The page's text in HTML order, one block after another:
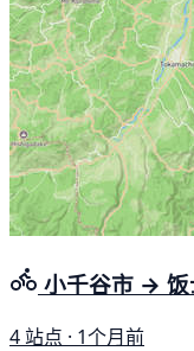
小千谷市 → 饭
4 站点 · 1个月前